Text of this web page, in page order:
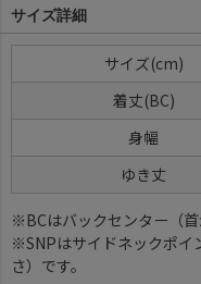
サイズ詳細
サイズ(cm)
着丈(BC)
身幅
ゆき丈
※BCはバックセンター（首
※SNPはサイドネックポイ
さ）です。